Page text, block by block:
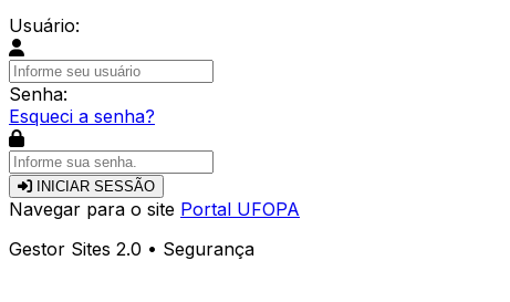
Usuário:
Senha:
Esqueci a senha?
INICIAR SESSÃO
Navegar para o site Portal UFOPA
Gestor Sites 2.0 • Segurança